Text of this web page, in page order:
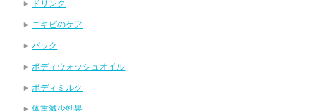
ドリンク
ニキビのケア
パック
ボディウォッシュオイル
ボディミルク
体重減少効果